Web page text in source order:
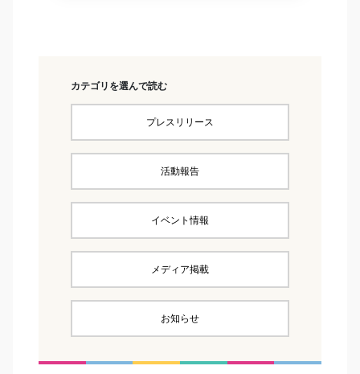
カテゴリを選んで読む
プレスリリース
活動報告
イベント情報
メディア掲載
お知らせ